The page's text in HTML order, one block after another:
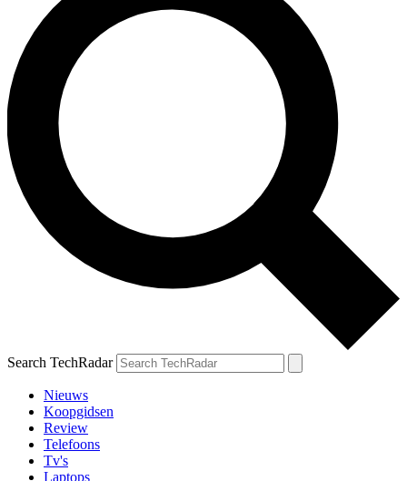
Search TechRadar
Nieuws
Koopgidsen
Review
Telefoons
Tv's
Laptops